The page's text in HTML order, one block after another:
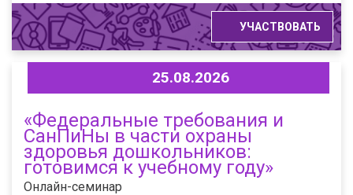
УЧАСТВОВАТЬ
25.08.2026
«Федеральные требования и
СанПиНы в части охраны
здоровья дошкольников:
готовимся к учебному году»
Онлайн-семинар